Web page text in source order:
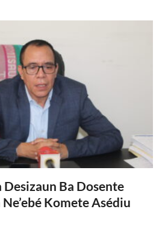
Ba Dosente
Komete Asédiu